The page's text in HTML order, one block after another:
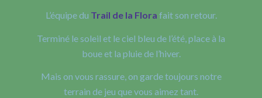
L’équipe du Trail de la Flora fait son retour.
Terminé le soleil et le ciel bleu de l’été, place à la
boue et la pluie de l’hiver.
Mais on vous rassure, on garde toujours notre
terrain de jeu que vous aimez tant.